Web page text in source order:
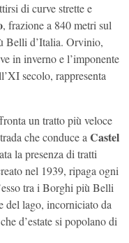
di curve strette e
, frazione a 840 metri sul
Belli d’Italia. Orvinio,
in inverno e l’imponente
secolo, rappresenta
un tratto più veloce
che conduce a Castel
la presenza di tratti
nel 1939, ripaga ogni
tra i Borghi più Belli
del lago, incorniciato da
d’estate si popolano di